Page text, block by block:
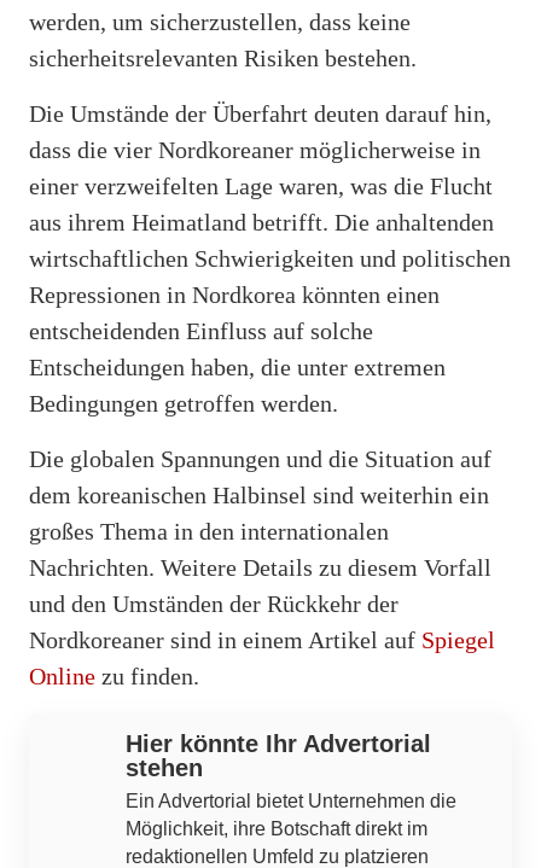
werden, um sicherzustellen, dass keine
sicherheitsrelevanten Risiken bestehen.
Die Umstände der Überfahrt deuten darauf hin,
dass die vier Nordkoreaner möglicherweise in
einer verzweifelten Lage waren, was die Flucht
aus ihrem Heimatland betrifft. Die anhaltenden
wirtschaftlichen Schwierigkeiten und politischen
Repressionen in Nordkorea könnten einen
entscheidenden Einfluss auf solche
Entscheidungen haben, die unter extremen
Bedingungen getroffen werden.
Die globalen Spannungen und die Situation auf
dem koreanischen Halbinsel sind weiterhin ein
großes Thema in den internationalen
Nachrichten. Weitere Details zu diesem Vorfall
und den Umständen der Rückkehr der
Nordkoreaner sind in einem Artikel auf Spiegel
Online zu finden.
Hier könnte Ihr Advertorial
stehen
Ein Advertorial bietet Unternehmen die
Möglichkeit, ihre Botschaft direkt im
redaktionellen Umfeld zu platzieren